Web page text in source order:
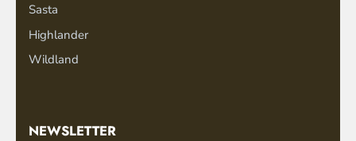
Sasta
Highlander
Wildland
NEWSLETTER